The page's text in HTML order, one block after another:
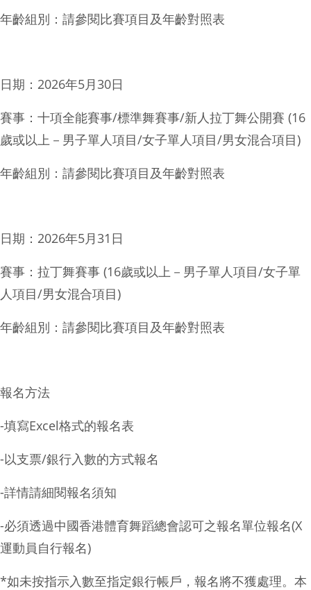
年齡組別：請參閱比賽項目及年齡對照表
日期：2026年5月30日
賽事：十項全能賽事/標準舞賽事/新人拉丁舞公開賽 (16
歲或以上－男子單人項目/女子單人項目/男女混合項目)
年齡組別：請參閱比賽項目及年齡對照表
日期：2026年5月31日
賽事：拉丁舞賽事 (16歲或以上－男子單人項目/女子單
人項目/男女混合項目)
年齡組別：請參閱比賽項目及年齡對照表
報名方法
-填寫Excel格式的報名表
-以支票/銀行入數的方式報名
-詳情請細閱報名須知
-必須透過中國香港體育舞蹈總會認可之報名單位報名(X
運動員自行報名)
*如未按指示入數至指定銀行帳戶，報名將不獲處理。本